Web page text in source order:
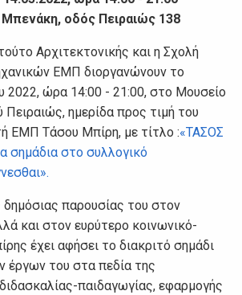
οδός Πειραιώς 138
Αρχιτεκτονικής και η Σχολή
ΕΜΠ διοργανώνουν το
2022, ώρα 14:00 - 21:00, στο Μουσείο
ημερίδα προς τιμή του
ΕΜΠ Τάσου Μπίρη, με τίτλο :«ΤΑΣΟΣ
σημάδια στο συλλογικό
δημόσιας παρουσίας του στον
και στον ευρύτερο κοινωνικό-
έχει αφήσει το διακριτό σημάδι
έργων του στα πεδία της
παιδαγωγίας, εφαρμογής